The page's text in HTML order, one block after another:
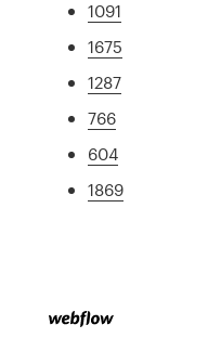
1091
1675
1287
766
604
1869